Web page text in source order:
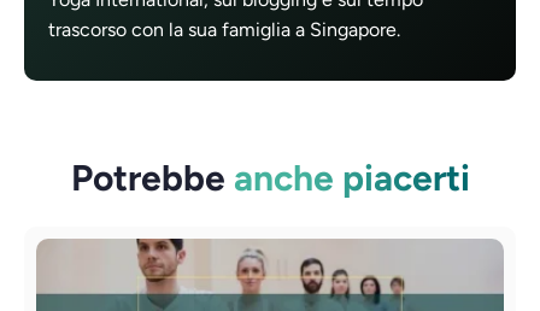
trascorso con la sua famiglia a Singapore.
Potrebbe anche piacerti